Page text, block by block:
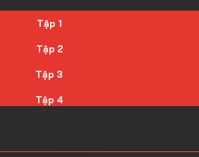
Tập 1
Tập 2
Tập 3
Tập 4
Tập 6